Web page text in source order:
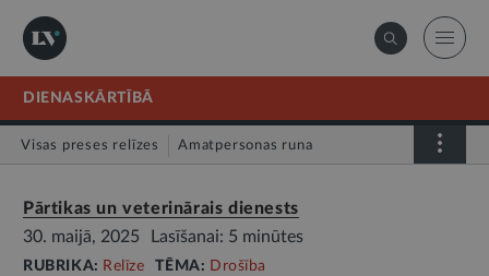
DIENASKĀRTĪBĀ
Visas preses relīzes Amatpersonas runa
Pārtikas un veterinārais dienests
30. maijā, 2025
Lasīšanai: 5 minūtes
RUBRIKA: Relīze TĒMA: Drošība